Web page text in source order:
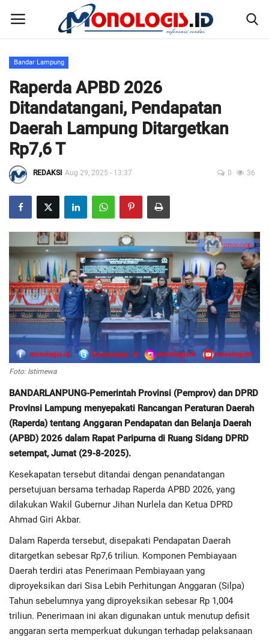
Home
Kontak
Disclaimer
Susunan Redaksi
Pedoman Pemberitaan Media Siber
Nusantara
Galeri
Regional
Ekonomi
Olahraga
Wisata
Politik
Hukum & Kriminal
Internasional
Advertorial
Monologis TV
Kopilogis
Bandar Lampung
Raperda APBD 2026
Ditandatangani, Pendapatan
Daerah Lampung Ditargetkan
Rp7,6 T
REDAKSI Aug 29, 2025 - 13:37 0 36
Foto: Istimewa
BANDARLANPUNG-Pemerintah Provinsi (Pemprov) dan DPRD
Provinsi Lampung menyepakati Rancangan Peraturan Daerah
(Raperda) tentang Anggaran Pendapatan dan Belanja Daerah
(APBD) 2026 dalam Rapat Paripurna di Ruang Sidang DPRD
setempat, Jumat (29-8-2025).
Kesekapatan tersebut ditandai dengan penandatangan
persetujuan bersama terhadap Raperda APBD 2026, yang
dilakukan Wakil Gubernur Jihan Nurlela dan Ketua DPRD
Ahmad Giri Akbar.
Dalam Raperda tersebut, disepakati Pendapatan Daerah
ditargetkan sebesar Rp7,6 triliun. Komponen Pembiayaan
Daerah terdiri atas Penerimaan Pembiayaan yang
diproyeksikan dari Sisa Lebih Perhitungan Anggaran (Silpa)
Tahun sebelumnya yang diproyeksikan sebesar Rp 1,004
triliun. Penerimaan ini akan digunakan untuk menutup defisit
anggaran serta memperkuat dukungan terhadap pelaksanaan